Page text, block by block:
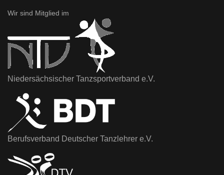
Wir sind Mitglied im
Niedersächsischer Tanzsportverband e.V.
Berufsverband Deutscher Tanzlehrer e.V.